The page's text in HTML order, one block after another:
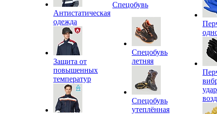
Антистатическая
одежда
Защита от
повышенных
температур
Спецобувь
Спецобувь
летняя
Спецобувь
утеплённая